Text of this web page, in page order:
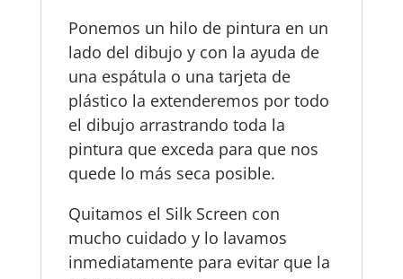
Ponemos un hilo de pintura en un
lado del dibujo y con la ayuda de
una espátula o una tarjeta de
plástico la extenderemos por todo
el dibujo arrastrando toda la
pintura que exceda para que nos
quede lo más seca posible.
Quitamos el Silk Screen con
mucho cuidado y lo lavamos
inmediatamente para evitar que la